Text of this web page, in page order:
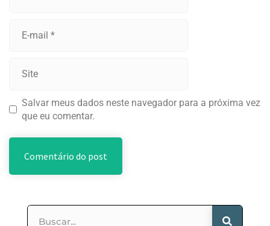
Salvar meus dados neste navegador para a próxima vez
que eu comentar.